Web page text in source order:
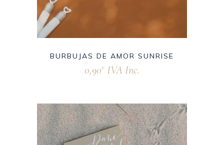
BURBUJAS DE AMOR SUNRISE
0,90€ IVA Inc.